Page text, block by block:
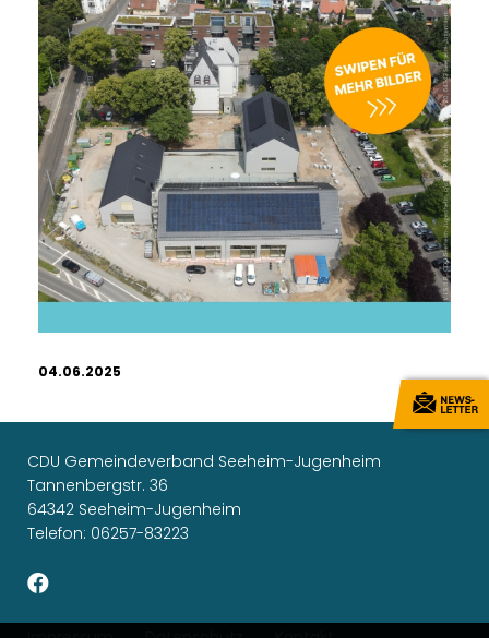
04.06.2025
CDU Gemeindeverband Seeheim-Jugenheim
Tannenbergstr. 36
64342 Seeheim-Jugenheim
Telefon: 06257-83223